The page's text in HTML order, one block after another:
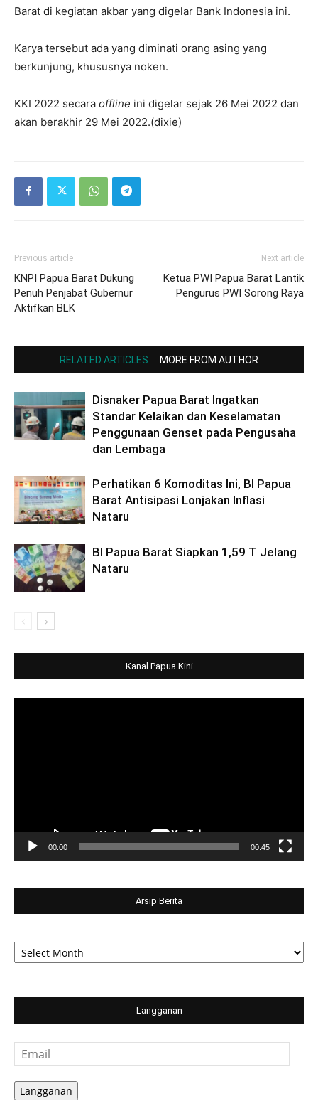
Barat di kegiatan akbar yang digelar Bank Indonesia ini.
Karya tersebut ada yang diminati orang asing yang
berkunjung, khususnya noken.
KKI 2022 secara offline ini digelar sejak 26 Mei 2022 dan
akan berakhir 29 Mei 2022.(dixie)
Previous article
KNPI Papua Barat Dukung
Penuh Penjabat Gubernur
Aktifkan BLK
Next article
Ketua PWI Papua Barat Lantik
Pengurus PWI Sorong Raya
RELATED ARTICLES MORE FROM AUTHOR
Disnaker Papua Barat Ingatkan
Standar Kelaikan dan Keselamatan
Penggunaan Genset pada Pengusaha
dan Lembaga
Perhatikan 6 Komoditas Ini, BI Papua
Barat Antisipasi Lonjakan Inflasi
Nataru
BI Papua Barat Siapkan 1,59 T Jelang
Nataru
Kanal Papua Kini
00:00 00:45
Arsip Berita
Arsip
Berita
Langganan
Email
Langganan